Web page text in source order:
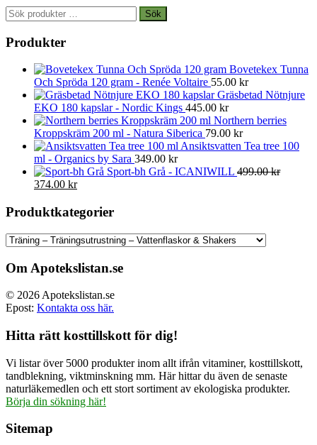
Sök
efter:
Sök
Produkter
Bovetekex Tunna
Och Spröda 120 gram - Renée Voltaire 55.00 kr
Gräsbetad Nötnjure
EKO 180 kapslar - Nordic Kings 445.00 kr
Northern berries
Kroppskräm 200 ml - Natura Siberica 79.00 kr
Ansiktsvatten Tea tree 100
ml - Organics by Sara 349.00 kr
Sport-bh Grå - ICANIWILL 499.00kr
Det
priset
499.00 kr.
374.00 krDet
priset
är:
374.00 kr.
Produktkategorier
Om Apotekslistan.se
© 2026 Apotekslistan.se
Epost: Kontakta oss här.
Hitta rätt kosttillskott för dig!
Vi listar över 5000 produkter inom allt ifrån vitaminer, kosttillskott,
tandblekning, viktminskning mm. Här hittar du även de senaste
naturläkemedlen och ett stort sortiment av ekologiska produkter.
Börja din sökning här!
Sitemap